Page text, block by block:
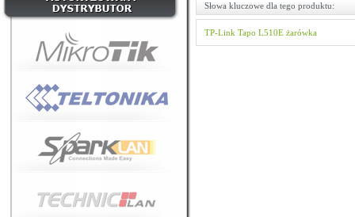
Słowa kluczowe dla tego produktu:
TP-Link Tapo L510E żarówka